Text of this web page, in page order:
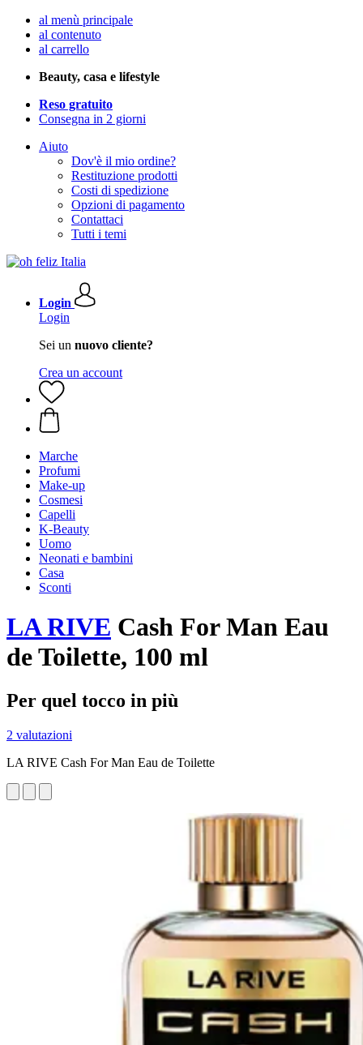
al menù principale
al contenuto
al carrello
Beauty, casa e lifestyle
Reso gratuito
Consegna in 2 giorni
Aiuto
Dov'è il mio ordine?
Restituzione prodotti
Costi di spedizione
Opzioni di pagamento
Contattaci
Tutti i temi
Login
Login
Sei un nuovo cliente?
Crea un account
Marche
Profumi
Make-up
Cosmesi
Capelli
K-Beauty
Uomo
Neonati e bambini
Casa
Sconti
LA RIVE Cash For Man Eau
de Toilette, 100 ml
Per quel tocco in più
2 valutazioni
LA RIVE Cash For Man Eau de Toilette